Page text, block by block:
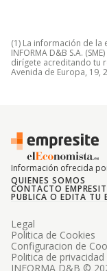
(1) La información de
INFORMA D&B S.A.
dirígete acreditando tu
Avenida de Europa, 19,
Información ofrecida
QUIENES SOMOS
CONTACTO
PUBLICA O EDITA TU
INFORMA D&B ©
Legal
Politica de Cookies
Configuracion de
Politica de privacidad